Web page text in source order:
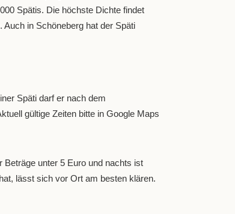
Spätis. Die höchste Dichte findet
in Schöneberg hat der Späti
Späti darf er nach dem
gültige Zeiten bitte in Google Maps
unter 5 Euro und nachts ist
lässt sich vor Ort am besten klären.